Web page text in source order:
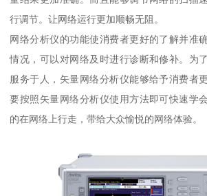
行调节。让网络运行更加顺畅无阻。
网络分析仪的功能使消费者更好的了解并准
情况，可以对网络及时进行诊断和修补。为
服务于人，矢量网络分析仪能够给予消费者
要按照矢量网络分析仪使用方法即可快速学
的在网络上行走，带给大众愉悦的网络体验。